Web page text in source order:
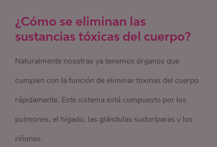
¿Cómo se eliminan las
sustancias tóxicas del cuerpo?
Naturalmente nosotras ya tenemos órganos que
cumplen con la función de eliminar toxinas del cuerpo
rápidamente. Este sistema está compuesto por los
pulmones, el hígado, las glándulas sudoríparas y los
riñones.